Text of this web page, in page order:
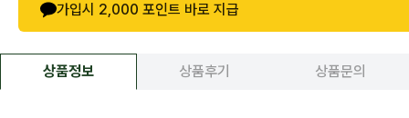
가입시 2,000 포인트 바로 지급
상품정보 상품후기 상품문의